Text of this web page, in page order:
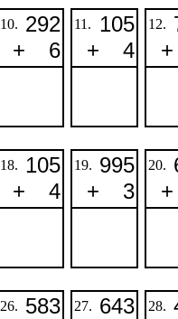
10. 292
+
6
11.
105
+
4
12.
+
18. 105
+
4
19. 995
+
3
20.
+
26. 583
27. 643
28.